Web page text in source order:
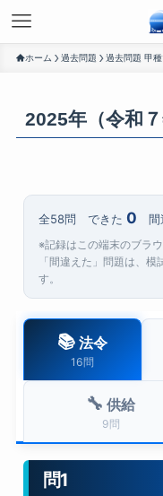
ホーム 過去問題 過去問題 甲種
2025年（令和
全58問 できた 0 間
※記録はこの端末のブラ
「間違えた」問題は、
す。
📚 法令
16問
🔧 供給
9問
問1